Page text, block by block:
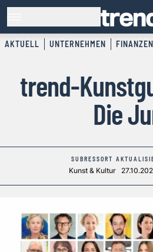
AKTUELL UNTERNEHMEN FINANZEN
trend-
Die
SUBRESSORT
Kunst & Kultur